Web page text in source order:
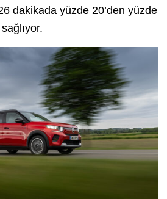
dakikada yüzde 20’den yüzde